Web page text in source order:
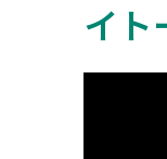
イト